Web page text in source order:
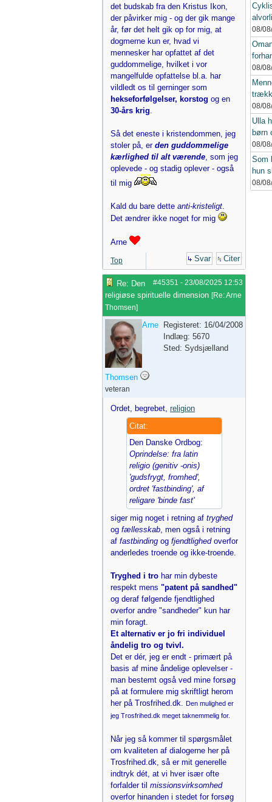
det budskab fra den Kristus Ikon,
der påvirker mig - og der gik mange
år, før det helt gik op for mig, at
dogmerne kun er, hvad vi
mennesker har opfattet af det
guddommelige, hvilket i vor
mangelfulde opfattelse bl.a. har
vildledt os til gerninger som
hekseforfølgelser, korstog og en
30-års krig.
Så det eneste i kristendommen, jeg
stoler på, er den guddommelige
kærlighed til alt værende, som jeg
oplevede - og stadig oplever - også
til mig
Kald du bare dette anti-kristeligt.
Det ændrer ikke noget for mig
Arne
Top Svar Citer
#45351 - 23/08/2025 12:53
Re: Den
religiøse spirituelle dimension [Re: Arne
Thomsen]
Arne
Thomsen
veteran
Registeret: 16/04/2008
Indlæg: 5670
Sted: Sydsjælland
Ordet, begrebet, religion
Citat:
Den Danske Ordbog:
Oprindelse: fra latin
religio (genitiv -onis)
'gudsfrygt, fromhed',
ordret 'fastbinding', af
religare 'binde fast'
siger mig noget i retning af tryghed
og fællesskab, men også i retning
af fastbinding og fjendtlighedoverfor
anderledes troende og ikke-troende.
Tryghed i tro har min dybeste
respekt mens "patent på sandhed"
og deraf følgende fjendtlighed
overfor andre "sandheder" kun har
min foragt.
Et alternativ er jo fri individuel
åndelig tro og tvivl.
Det er dér, jeg er endt - primært på
basis af mine åndelige oplevelser -
man bestemt også ved mine forsøg
på at formulere mig skriftligt herom
her på Trosfrihed.dk. Den mulighed er
jeg Trosfrihed.dk meget taknemmelig for.
Når jeg så kommer til spørgsmålet
om kvaliteten af dialogerne her på
Trosfrihed.dk, så er mit generelle
indtryk dét, at vi hver især ofte
forfalder til missionsvirksomhed
overfor hinanden i stedet for forsøg
08/
08/
08/
Ulla
børn
08/
Som
hun
08/